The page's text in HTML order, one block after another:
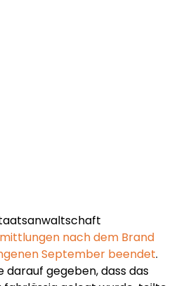
nach dem Brand
September beendet.
darauf gegeben, dass das